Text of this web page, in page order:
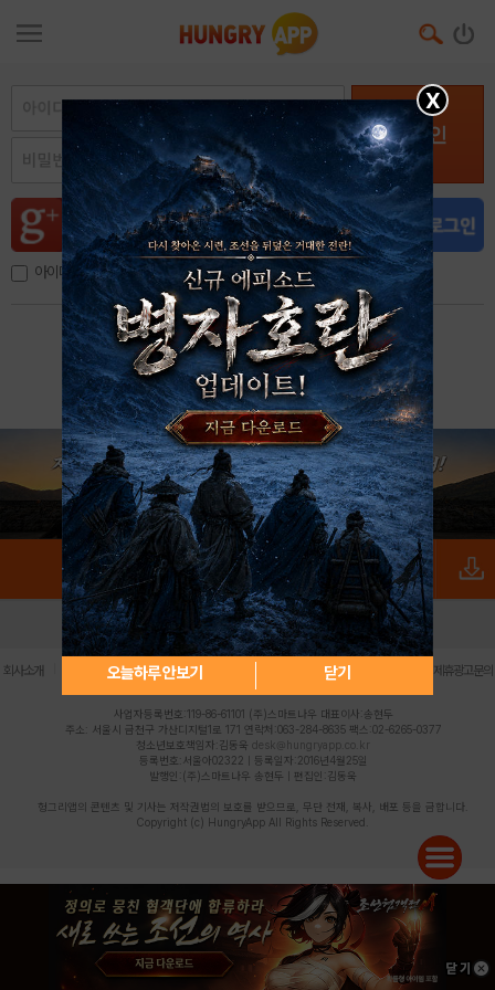
로그인
아이디, 이메일 저장
아이디 / 비밀번호 찾기 회원가입
X
오늘하루 안보기 닫기
로그인 PC버전 전체앱
회사소개 | 개인정보 처리방침 불법촬영물 신고센터 제휴광고문의
사업자등록번호:119-86-61101 (주)스마트나우 대표이사:송현두
주소: 서울시 금천구 가산디지털1로 171 연락처:063-284-8635 팩스:02-6265-0377
청소년보호책임자:김동욱 desk@hungryapp.co.kr
등록번호:서울아02322 | 등록일자:2016년4월25일
발행인:(주)스마트나우 송현두 | 편집인:김동욱
헝그리앱의 콘텐츠 및 기사는 저작권법의 보호를 받으므로, 무단 전재, 복사, 배포 등을 금합니다.
Copyright (c) HungryApp All Rights Reserved.